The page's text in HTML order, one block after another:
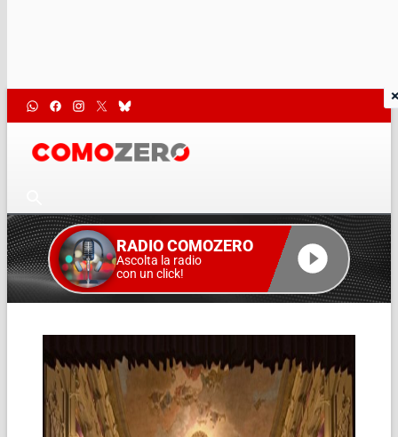
RADIO COMOZERO
Ascolta la radio
con un click!